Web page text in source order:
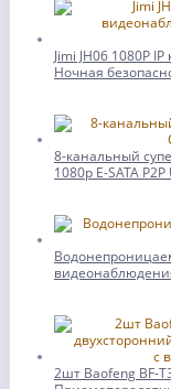
Jimi JH06 1080P
Ночная
8-канальный
1080p E-SATA
2шт Baofeng BF-